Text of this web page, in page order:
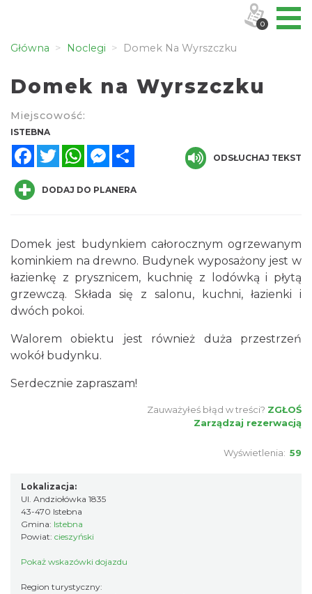
Główna Noclegi Domek Na Wyrszczku
Domek na Wyrszczku
Miejscowość:
ISTEBNA
FacebookTwitterWhatsAppMessenger
ODSŁUCHAJ TEKST
DODAJ DO PLANERA
Domek jest budynkiem całorocznym ogrzewanym
kominkiem na drewno. Budynek wyposażony jest w
łazienkę z prysznicem, kuchnię z lodówką i płytą
grzewczą. Składa się z salonu, kuchni, łazienki i
dwóch pokoi.
Walorem obiektu jest również duża przestrzeń
wokół budynku.
Serdecznie zapraszam!
Zauważyłeś błąd w treści? ZGŁOŚ
Zarządzaj rezerwacją
Wyświetlenia: 59
Lokalizacja:
Ul. Andziołówka 1835
43-470 Istebna
Gmina: Istebna
Powiat: cieszyński
Pokaż wskazówki dojazdu
Region turystyczny:
0